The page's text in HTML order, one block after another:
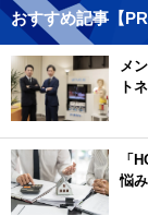
おすすめ記事【PR
メ
ト
「
悩